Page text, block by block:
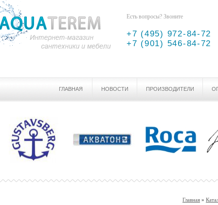
Есть вопросы? Звоните
+7 (495) 972-84-72
+7 (901) 546-84-72
ГЛАВНАЯ НОВОСТИ ПРОИЗВОДИТЕЛИ
Главная »